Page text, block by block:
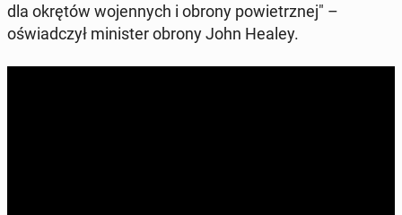
dla okrętów wo­jen­nych i obrony po­wietrz­nej" –
oświad­czył mi­ni­ster obrony John Healey.